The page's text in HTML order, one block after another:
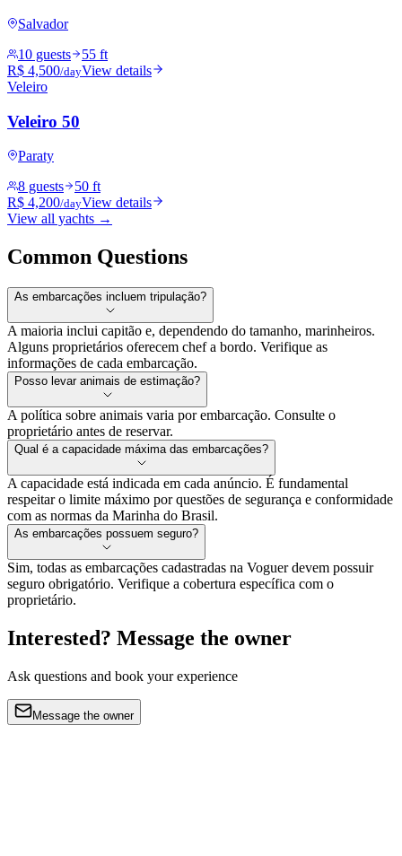
Salvador
10 guests
55 ft
R$ 4,500/dayView details
Veleiro
Veleiro 50
Paraty
8 guests
50 ft
R$ 4,200/dayView details
View all yachts →
Common Questions
As embarcações incluem tripulação?
A maioria inclui capitão e, dependendo do tamanho, marinheiros.
Alguns proprietários oferecem chef a bordo. Verifique as
informações de cada embarcação.
Posso levar animais de estimação?
A política sobre animais varia por embarcação. Consulte o
proprietário antes de reservar.
Qual é a capacidade máxima das embarcações?
A capacidade está indicada em cada anúncio. É fundamental
respeitar o limite máximo por questões de segurança e conformidade
com as normas da Marinha do Brasil.
As embarcações possuem seguro?
Sim, todas as embarcações cadastradas na Voguer devem possuir
seguro obrigatório. Verifique a cobertura específica com o
proprietário.
Interested? Message the owner
Ask questions and book your experience
Message the owner